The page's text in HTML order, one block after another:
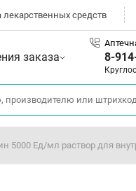
средств
заказа 8-
5000 Ед/мл раствор для